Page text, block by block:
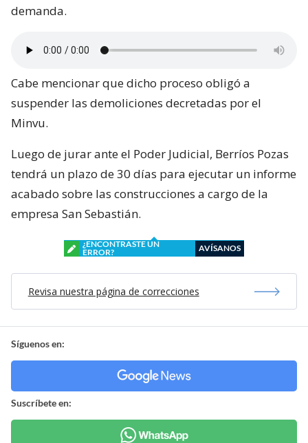
demanda.
Cabe mencionar que dicho proceso obligó a
suspender las demoliciones decretadas por el
Minvu.
Luego de jurar ante el Poder Judicial, Berríos Pozas
tendrá un plazo de 30 días para ejecutar un informe
acabado sobre las construcciones a cargo de la
empresa San Sebastián.
¿ENCONTRASTE UN
ERROR?
AVÍSANOS
Revisa nuestra página de correcciones
Síguenos en:
Suscríbete en: